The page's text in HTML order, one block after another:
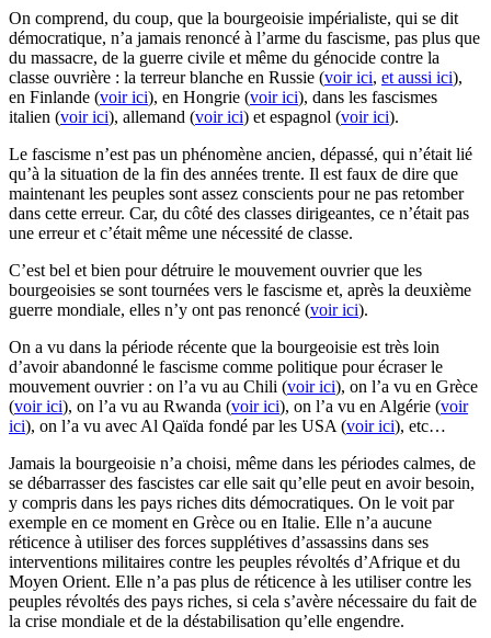
On comprend, du coup, que la bourgeoisie impérialiste, qui se dit
démocratique, n’a jamais renoncé à l’arme du fascisme, pas plus que
du massacre, de la guerre civile et même du génocide contre la
classe ouvrière : la terreur blanche en Russie (voir ici, et aussi ici),
en Finlande (voir ici), en Hongrie (voir ici), dans les fascismes
italien (voir ici), allemand (voir ici) et espagnol (voir ici).
Le fascisme n’est pas un phénomène ancien, dépassé, qui n’était lié
qu’à la situation de la fin des années trente. Il est faux de dire que
maintenant les peuples sont assez conscients pour ne pas retomber
dans cette erreur. Car, du côté des classes dirigeantes, ce n’était pas
une erreur et c’était même une nécessité de classe.
C’est bel et bien pour détruire le mouvement ouvrier que les
bourgeoisies se sont tournées vers le fascisme et, après la deuxième
guerre mondiale, elles n’y ont pas renoncé (voir ici).
On a vu dans la période récente que la bourgeoisie est très loin
d’avoir abandonné le fascisme comme politique pour écraser le
mouvement ouvrier : on l’a vu au Chili (voir ici), on l’a vu en Grèce
(voir ici), on l’a vu au Rwanda (voir ici), on l’a vu en Algérie (voir
ici), on l’a vu avec Al Qaïda fondé par les USA (voir ici), etc…
Jamais la bourgeoisie n’a choisi, même dans les périodes calmes, de
se débarrasser des fascistes car elle sait qu’elle peut en avoir besoin,
y compris dans les pays riches dits démocratiques. On le voit par
exemple en ce moment en Grèce ou en Italie. Elle n’a aucune
réticence à utiliser des forces supplétives d’assassins dans ses
interventions militaires contre les peuples révoltés d’Afrique et du
Moyen Orient. Elle n’a pas plus de réticence à les utiliser contre les
peuples révoltés des pays riches, si cela s’avère nécessaire du fait de
la crise mondiale et de la déstabilisation qu’elle engendre.